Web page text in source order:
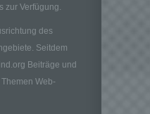
zur Verfügung.
des
Seitdem
Beiträge und
Web-
die Verarbeitung
Einrichtung
allein oder
über die Zwecke
von
dieser